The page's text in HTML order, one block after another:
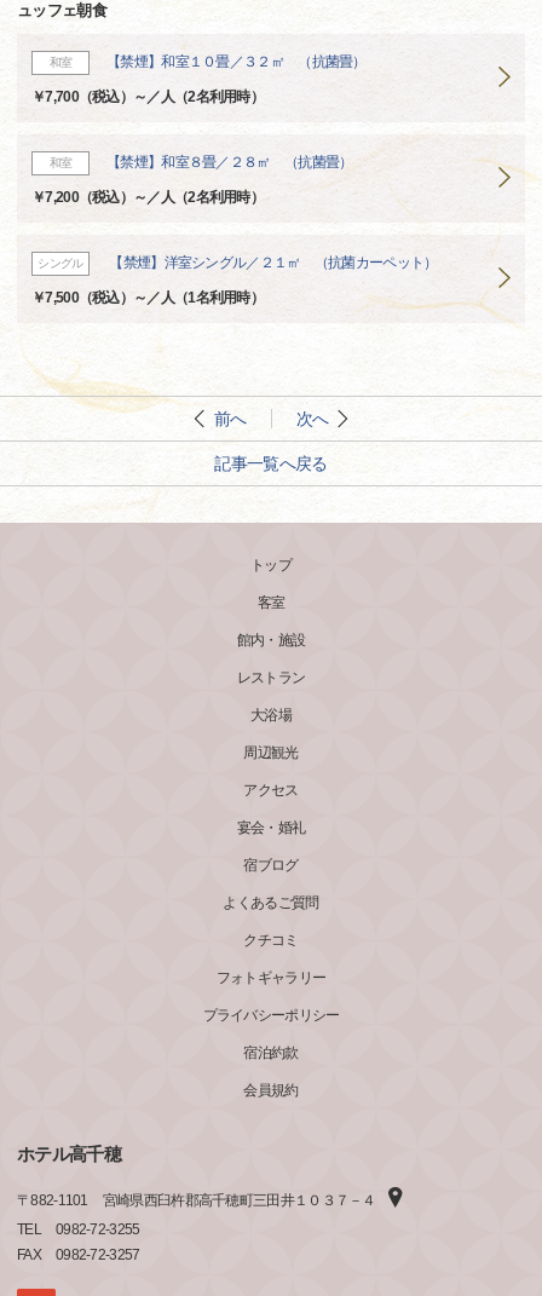
ュッフェ朝食
和室 【禁煙】和室１０畳／３２㎡ （抗菌畳）
￥7,700（税込）～／人（2名利用時）
和室 【禁煙】和室８畳／２８㎡ （抗菌畳）
￥7,200（税込）～／人（2名利用時）
シングル 【禁煙】洋室シングル／２１㎡ （抗菌カーペット）
￥7,500（税込）～／人（1名利用時）
前へ 次へ
記事一覧へ戻る
トップ
客室
館内・施設
レストラン
大浴場
周辺観光
アクセス
宴会・婚礼
宿ブログ
よくあるご質問
クチコミ
フォトギャラリー
プライバシーポリシー
宿泊約款
会員規約
ホテル高千穂
〒882-1101
宮崎県西臼杵郡高千穂町三田井１０３７－４
TEL
0982-72-3255
FAX
0982-72-3257